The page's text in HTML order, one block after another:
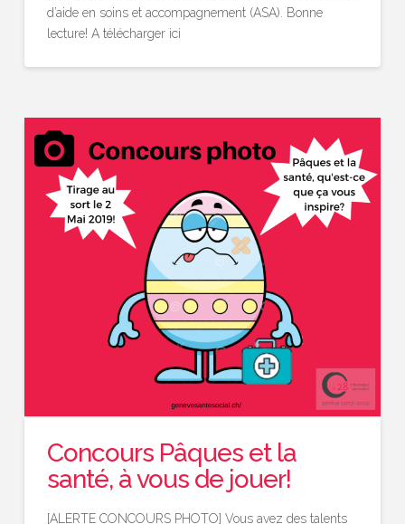
d’aide en soins et accompagnement (ASA). Bonne
lecture! A télécharger ici
Concours Pâques et la
santé, à vous de jouer!
[ALERTE CONCOURS PHOTO] Vous avez des talents